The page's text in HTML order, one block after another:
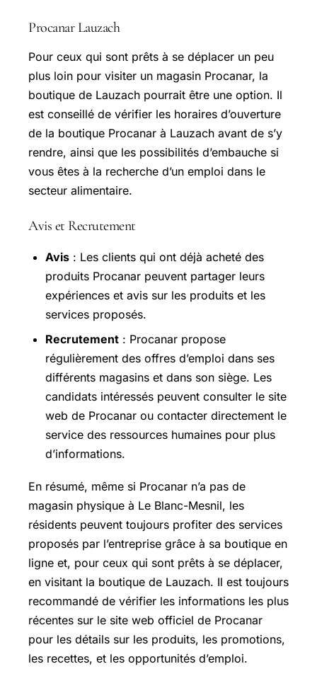
Procanar Lauzach
Pour ceux qui sont prêts à se déplacer un peu
plus loin pour visiter un magasin Procanar, la
boutique de Lauzach pourrait être une option. Il
est conseillé de vérifier les horaires d’ouverture
de la boutique Procanar à Lauzach avant de s’y
rendre, ainsi que les possibilités d’embauche si
vous êtes à la recherche d’un emploi dans le
secteur alimentaire.
Avis et Recrutement
Avis : Les clients qui ont déjà acheté des
produits Procanar peuvent partager leurs
expériences et avis sur les produits et les
services proposés.
Recrutement : Procanar propose
régulièrement des offres d’emploi dans ses
différents magasins et dans son siège. Les
candidats intéressés peuvent consulter le site
web de Procanar ou contacter directement le
service des ressources humaines pour plus
d’informations.
En résumé, même si Procanar n’a pas de
magasin physique à Le Blanc-Mesnil, les
résidents peuvent toujours profiter des services
proposés par l’entreprise grâce à sa boutique en
ligne et, pour ceux qui sont prêts à se déplacer,
en visitant la boutique de Lauzach. Il est toujours
recommandé de vérifier les informations les plus
récentes sur le site web officiel de Procanar
pour les détails sur les produits, les promotions,
les recettes, et les opportunités d’emploi.